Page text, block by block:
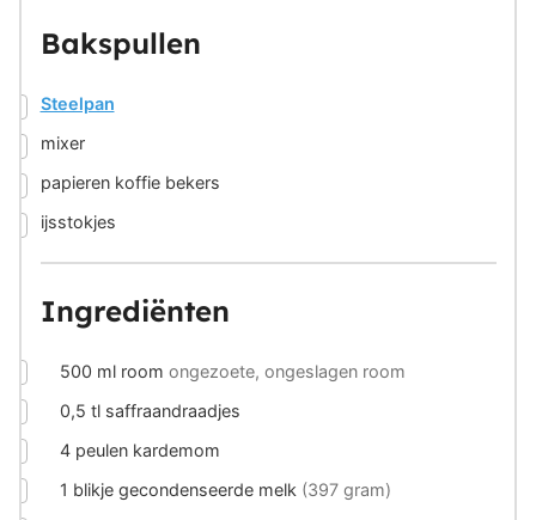
Bakspullen
▢
Steelpan
▢
mixer
▢
papieren koffie bekers
▢
ijsstokjes
Ingrediënten
500 ml room ongezoete, ongeslagen room
0,5 tl saffraandraadjes
4 peulen kardemom
1 blikje gecondenseerde melk (397 gram)